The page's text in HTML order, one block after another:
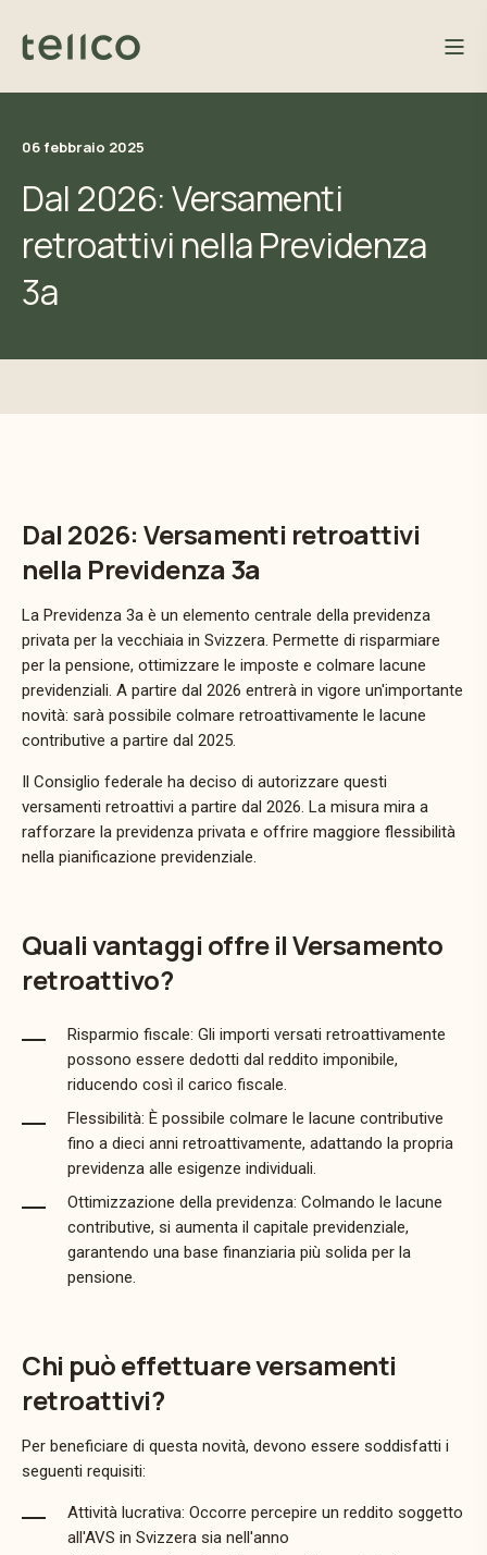
06 febbraio 2025
Dal 2026: Versamenti
retroattivi nella Previdenza
3a
Dal 2026: Versamenti retroattivi
nella Previdenza 3a
La Previdenza 3a è un elemento centrale della previdenza
privata per la vecchiaia in Svizzera. Permette di risparmiare
per la pensione, ottimizzare le imposte e colmare lacune
previdenziali. A partire dal 2026 entrerà in vigore un'importante
novità: sarà possibile colmare retroattivamente le lacune
contributive a partire dal 2025.
Il Consiglio federale ha deciso di autorizzare questi
versamenti retroattivi a partire dal 2026. La misura mira a
rafforzare la previdenza privata e offrire maggiore flessibilità
nella pianificazione previdenziale.
Quali vantaggi offre il Versamento
retroattivo?
Risparmio fiscale: Gli importi versati retroattivamente
possono essere dedotti dal reddito imponibile,
riducendo così il carico fiscale.
Flessibilità: È possibile colmare le lacune contributive
fino a dieci anni retroattivamente, adattando la propria
previdenza alle esigenze individuali.
Ottimizzazione della previdenza: Colmando le lacune
contributive, si aumenta il capitale previdenziale,
garantendo una base finanziaria più solida per la
pensione.
Chi può effettuare versamenti
retroattivi?
Per beneficiare di questa novità, devono essere soddisfatti i
seguenti requisiti:
Attività lucrativa: Occorre percepire un reddito soggetto
all'AVS in Svizzera sia nell'anno